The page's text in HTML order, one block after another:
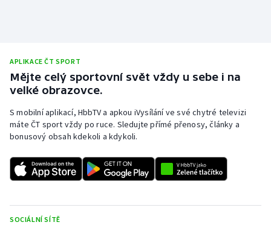
APLIKACE ČT SPORT
Mějte celý sportovní svět vždy u sebe i na
velké obrazovce.
S mobilní aplikací, HbbTV a apkou iVysílání ve své chytré televizi
máte ČT sport vždy po ruce. Sledujte přímé přenosy, články a
bonusový obsah kdekoli a kdykoli.
SOCIÁLNÍ SÍTĚ